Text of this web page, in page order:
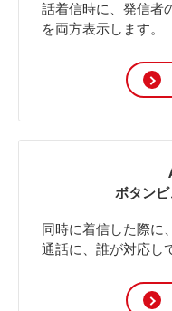
話着信時に、発信者
を両方表示します。
ボタン
同時に着信した際に
通話に、誰が対応し